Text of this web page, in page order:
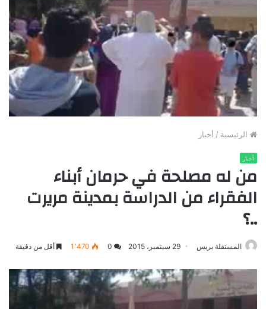
الرئيسية / أخبار
أخبار
من له مصلحة في حرمان أبناء
الفقراء من الدراسة بمدينة مريرت
..؟
المستقلة بريس 29 سبتمبر، 2015 0 1٬470 أقل من دقيقة